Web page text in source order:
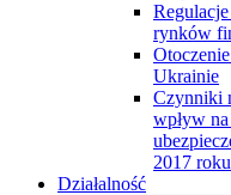
rynków
Ukrainie
Czynniki
wpływ
2017 roku
Działalność